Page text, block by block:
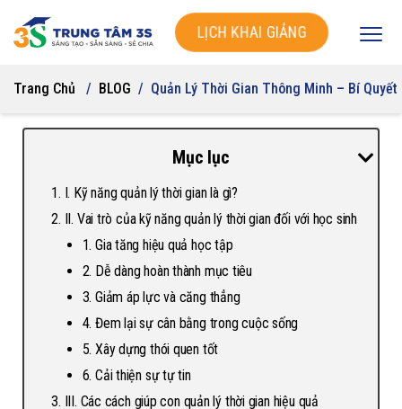
LỊCH KHAI GIẢNG
Trang Chủ BLOG Quản Lý Thời Gian Thông Minh – Bí
Mục lục
I. Kỹ năng quản lý thời gian là gì?
II. Vai trò của kỹ năng quản lý thời gian đối với học sinh
1. Gia tăng hiệu quả học tập
2. Dễ dàng hoàn thành mục tiêu
3. Giảm áp lực và căng thẳng
4. Đem lại sự cân bằng trong cuộc sống
5. Xây dựng thói quen tốt
6. Cải thiện sự tự tin
III. Các cách giúp con quản lý thời gian hiệu quả